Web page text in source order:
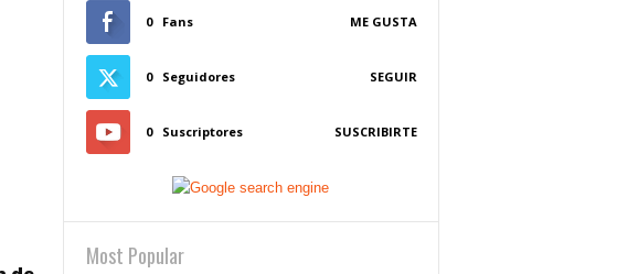
0 Fans ME GUSTA
0 Seguidores SEGUIR
0 Suscriptores SUSCRIBIRTE
Most Popular